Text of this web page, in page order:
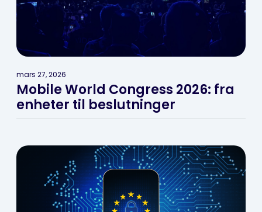
mars 27, 2026
Mobile World Congress 2026: fra
enheter til beslutninger